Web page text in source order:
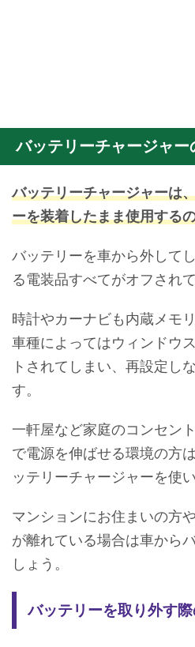
バッテリーチャージャー
バッテリーチャージャーは
ーを装着したまま使用する
バッテリーを車から外して
る電装品すべてがオフされ
時計やカーナビも内蔵メモ
車種によってはウィンドウ
トされてしまい、再設定し
す。
一軒屋など家庭のコンセン
で電源を伸ばせる環境の方
ッテリーチャージャーを使
マンションにお住まいの方
が離れている場合は車から
しょう。
バッテリーを取り外す